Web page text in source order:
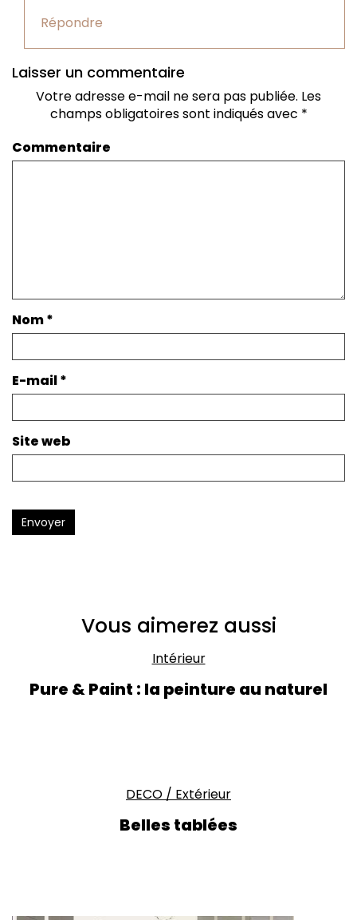
Répondre
Laisser un commentaire
Votre adresse e-mail ne sera pas publiée. Les
champs obligatoires sont indiqués avec *
Commentaire
Nom*
E-mail*
Site web
Envoyer
Vous aimerez aussi
Intérieur
Pure & Paint : la peinture au naturel
DECO / Extérieur
Belles tablées